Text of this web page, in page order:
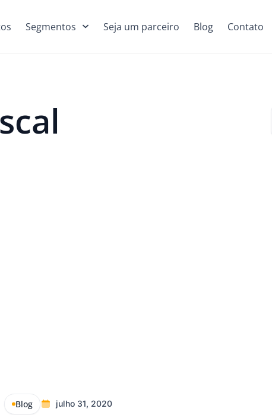
Segmentos Seja um parceiro Blog Contato
Blog julho 31, 2020